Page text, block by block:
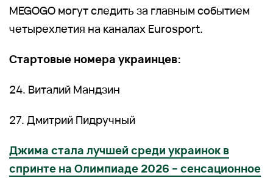
MEGOGO могут следить за главным событием
четырехлетия на каналах Eurosport.
Стартовые номера украинцев:
24. Виталий Мандзин
27. Дмитрий Пидручный
Джима стала лучшей среди украинок в
спринте на Олимпиаде 2026 – сенсационное